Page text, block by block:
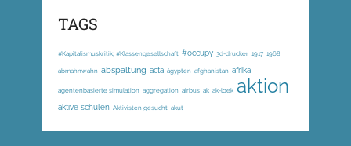
TAGS
#Kapitalismuskritik; #Klassengesellschaft #occupy 3d-drucker 1917 1968
abmahnwahn abspaltung acta ägypten afghanistan afrika
agentenbasierte simulation aggregation airbus ak ak-loek aktion
aktive schulen Aktivisten gesucht akut